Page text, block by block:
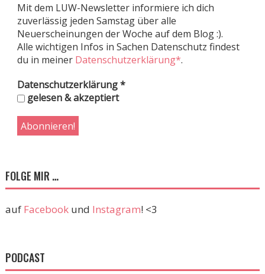
Mit dem LUW-Newsletter informiere ich dich
zuverlässig jeden Samstag über alle
Neuerscheinungen der Woche auf dem Blog :).
Alle wichtigen Infos in Sachen Datenschutz findest
du in meiner Datenschutzerklärung*.
Datenschutzerklärung*
gelesen & akzeptiert
FOLGE MIR …
auf Facebookund Instagram! <3
PODCAST